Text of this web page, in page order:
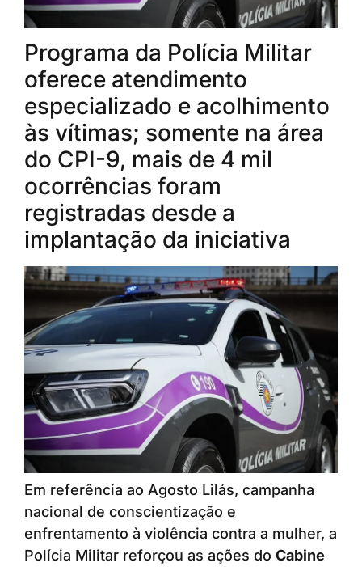
Programa da Polícia Militar
oferece atendimento
especializado e acolhimento
às vítimas; somente na área
do CPI-9, mais de 4 mil
ocorrências foram
registradas desde a
implantação da iniciativa
Em referência ao Agosto Lilás, campanha
nacional de conscientização e
enfrentamento à violência contra a mulher, a
Polícia Militar reforçou as ações do Cabine